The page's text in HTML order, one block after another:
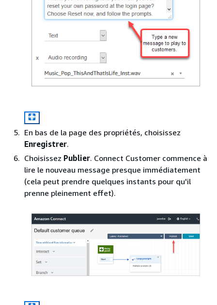
En bas de la page des propriétés, choisissez
Enregistrer.
Choisissez Publier. Connect Customer commence à
lire le nouveau message presque immédiatement
(cela peut prendre quelques instants pour qu'il
prenne pleinement effet).